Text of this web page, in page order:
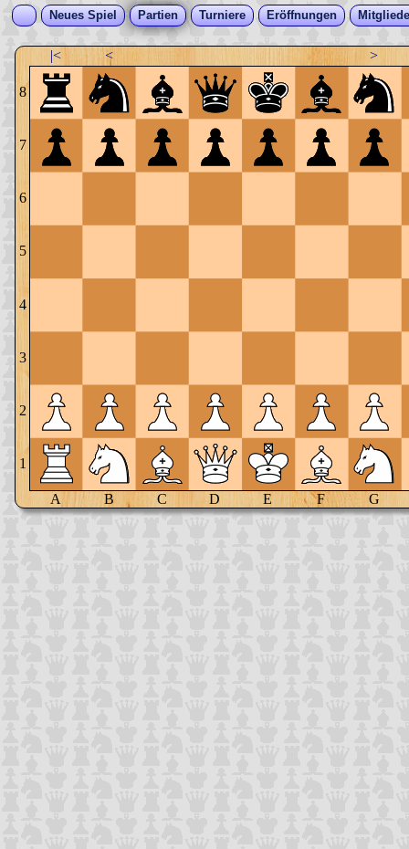
Neues Spiel Partien Turniere Eröffnungen
|< < >
8
7
6
5
4
3
2
1
A B C D E F G